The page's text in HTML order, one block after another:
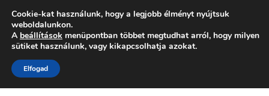
SZÁLLÍTÁS 2618 Ft-tól
Hétfő-Péntek 9:00–16:0006 80 088 054
Ugrás
a
navigációhoz
Kilépés
a
tartalomba
Cookie-kat használunk, hogy a legjobb élményt nyújtsuk
weboldalunkon.
A beállítások menüpontban többet megtudhat arról, hogy milyen
sütiket használunk, vagy kikapcsolhatja azokat.
Elfogad